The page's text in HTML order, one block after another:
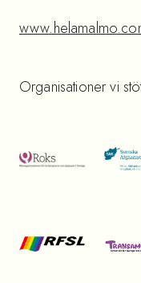
Organisationer vi